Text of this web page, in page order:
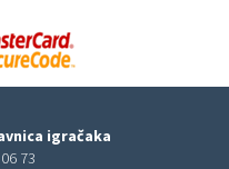
igračaka
73